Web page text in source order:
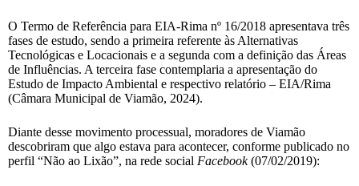
O Termo de Referência para EIA-Rima nº 16/2018 apresentava três
fases de estudo, sendo a primeira referente às Alternativas
Tecnológicas e Locacionais e a segunda com a definição das Áreas
de Influências. A terceira fase contemplaria a apresentação do
Estudo de Impacto Ambiental e respectivo relatório – EIA/Rima
(Câmara Municipal de Viamão, 2024).
Diante desse movimento processual, moradores de Viamão
descobriram que algo estava para acontecer, conforme publicado no
perfil “Não ao Lixão”, na rede social Facebook(07/02/2019):